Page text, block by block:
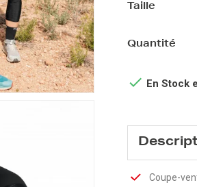
Taille
Quantité
 En Stock
Coupe-